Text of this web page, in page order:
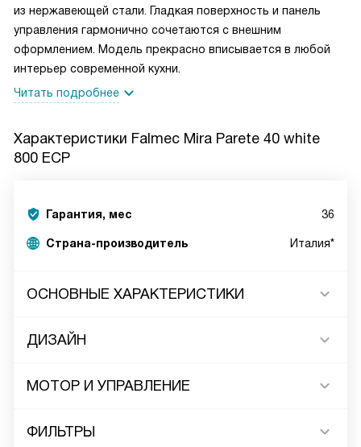
из нержавеющей стали. Гладкая поверхность и панель
управления гармонично сочетаются с внешним
оформлением. Модель прекрасно вписывается в любой
интерьер современной кухни.
Читать подробнее
Характеристики Falmec Mira Parete 40 white
800 ECP
Гарантия, мес 36
Страна-производитель Италия*
ОСНОВНЫЕ ХАРАКТЕРИСТИКИ
ДИЗАЙН
МОТОР И УПРАВЛЕНИЕ
ФИЛЬТРЫ